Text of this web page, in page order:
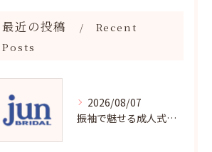
最近の投稿
Recent
Posts
2026/08/07
振袖で魅せる成人式写真の魅力と撮影ポイント